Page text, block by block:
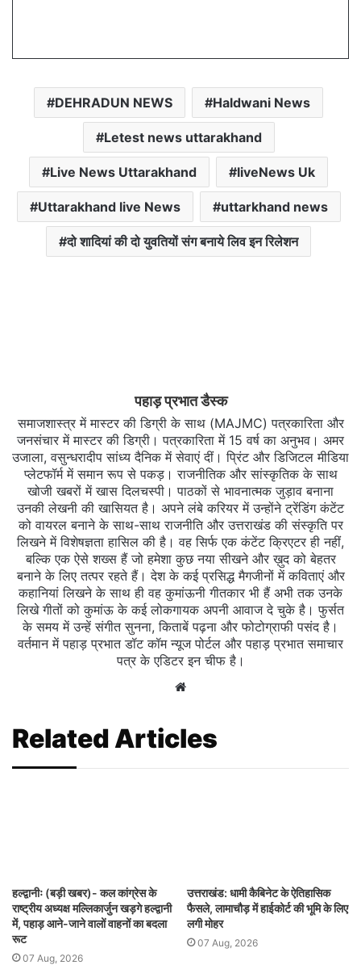
DEHRADUN NEWS Haldwani News
Letest news uttarakhand
Live News Uttarakhand liveNews Uk
Uttarakhand live News uttarkhand news
दो शादियां की दो युवतियों संग बनाये लिव इन रिलेशन
पहाड़ प्रभात डैस्क
समाजशास्त्र में मास्टर की डिग्री के साथ (MAJMC) पत्रकारिता और
जनसंचार में मास्टर की डिग्री। पत्रकारिता में 15 वर्ष का अनुभव। अमर
उजाला, वसुन्धरादीप सांध्य दैनिक में सेवाएं दीं। प्रिंट और डिजिटल मीडिया
प्लेटफॉर्म में समान रूप से पकड़। राजनीतिक और सांस्कृतिक के साथ
खोजी खबरों में खास दिलचस्‍पी। पाठकों से भावनात्मक जुड़ाव बनाना
उनकी लेखनी की खासियत है। अपने लंबे करियर में उन्होंने ट्रेंडिंग कंटेंट
को वायरल बनाने के साथ-साथ राजनीति और उत्तराखंड की संस्कृति पर
लिखने में विशेषज्ञता हासिल की है। वह सिर्फ एक कंटेंट क्रिएटर ही नहीं,
बल्कि एक ऐसे शख्स हैं जो हमेशा कुछ नया सीखने और ख़ुद को बेहतर
बनाने के लिए तत्पर रहते हैं। देश के कई प्रसिद्ध मैगजीनों में कविताएं और
कहानियां लिखने के साथ ही वह कुमांऊनी गीतकार भी हैं अभी तक उनके
लिखे गीतों को कुमांऊ के कई लोकगायक अपनी आवाज दे चुके है। फुर्सत
के समय में उन्हें संगीत सुनना, किताबें पढ़ना और फोटोग्राफी पसंद है।
वर्तमान में पहाड़ प्रभात डॉट कॉम न्यूज पोर्टल और पहाड़ प्रभात समाचार
पत्र के एडिटर इन चीफ है।
Website
Related Articles
हल्द्वानीः (बड़ी खबर)- कल कांग्रेस के
राष्ट्रीय अध्यक्ष मल्लिकार्जुन खड़गे हल्द्वानी
में, पहाड़ आने-जाने वालों वाहनों का बदला
रूट
07 Aug, 2026
उत्तराखंड: धामी कैबिनेट के ऐतिहासिक
फैसले, लामाचौड़ में हाईकोर्ट की भूमि के लिए
लगी मोहर
07 Aug, 2026